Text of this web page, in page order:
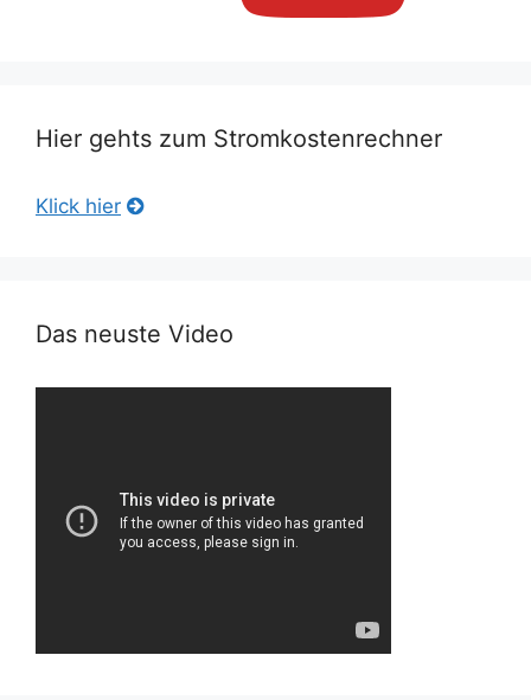
Hier gehts zum Stromkostenrechner
Klick hier
Das neuste Video